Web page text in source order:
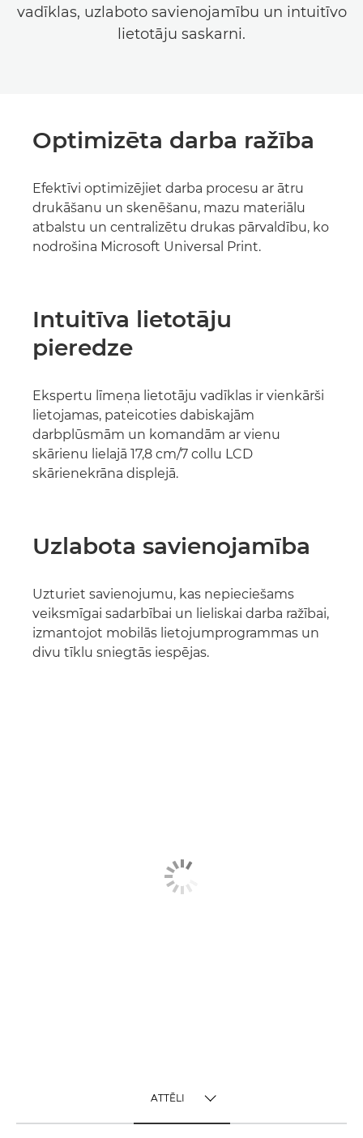
vadīklas, uzlaboto savienojamību un intuitīvo
lietotāju saskarni.
Optimizēta darba ražība
Efektīvi optimizējiet darba procesu ar ātru
drukāšanu un skenēšanu, mazu materiālu
atbalstu un centralizētu drukas pārvaldību, ko
nodrošina Microsoft Universal Print.
Intuitīva lietotāju
pieredze
Ekspertu līmeņa lietotāju vadīklas ir vienkārši
lietojamas, pateicoties dabiskajām
darbplūsmām un komandām ar vienu
skārienu lielajā 17,8 cm/7 collu LCD
skārienekrāna displejā.
Uzlabota savienojamība
Uzturiet savienojumu, kas nepieciešams
veiksmīgai sadarbībai un lieliskai darba ražībai,
izmantojot mobilās lietojumprogrammas un
divu tīklu sniegtās iespējas.
ATTĒLI